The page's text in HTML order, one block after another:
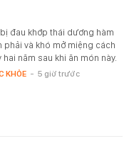
đau khớp thái dương hàm
phải và khó mở miệng cách
hai năm sau khi ăn món này.
KHỎE - 5 giờ trước